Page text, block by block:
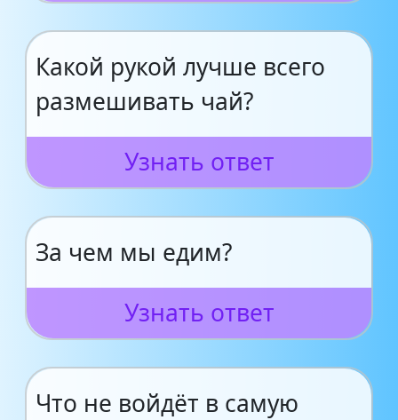
Какой рукой лучше всего
размешивать чай?
Узнать ответ
За чем мы едим?
Узнать ответ
Что не войдёт в самую